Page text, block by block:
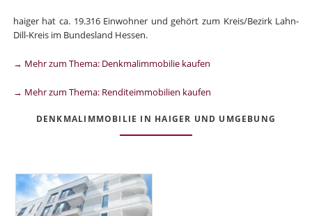
haiger hat ca. 19.316 Einwohner und gehört zum Kreis/Bezirk Lahn-
Dill-Kreis im Bundesland Hessen.
→ Mehr zum Thema: Denkmalimmobilie kaufen
→ Mehr zum Thema: Renditeimmobilien kaufen
DENKMALIMMOBILIE IN HAIGER UND UMGEBUNG